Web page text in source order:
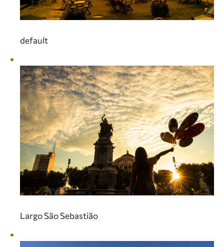
default
Largo São Sebastião